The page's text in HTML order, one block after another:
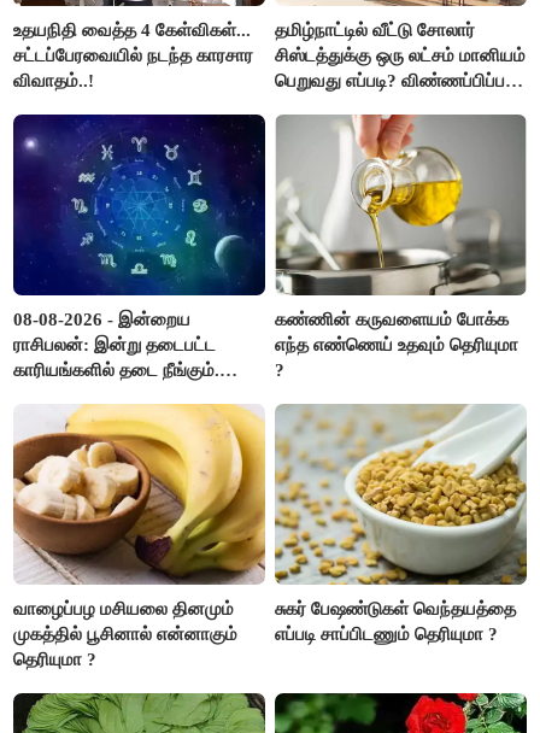
உதயநிதி வைத்த 4 கேள்விகள்...
சட்டப்பேரவையில் நடந்த காரசார
விவாதம்..!
தமிழ்நாட்டில் வீட்டு சோலார்
சிஸ்டத்துக்கு ஒரு லட்சம் மானியம்
பெறுவது எப்படி? விண்ணப்பிப்பது
08-08-2026 - இன்றைய
ராசிபலன்: இன்று தடைபட்ட
காரியங்களில் தடை நீங்கும்.
இருக்கும். ஆன்மீக எண்ணம்
அதிகரிக்கும்..!
கண்ணின் கருவளையம் போக்க
எந்த எண்ணெய் உதவும் தெரியுமா
?
வாழைப்பழ மசியலை தினமும்
முகத்தில் பூசினால் என்னாகும்
தெரியுமா ?
சுகர் பேஷண்டுகள் வெந்தயத்தை
எப்படி சாப்பிடணும் தெரியுமா ?